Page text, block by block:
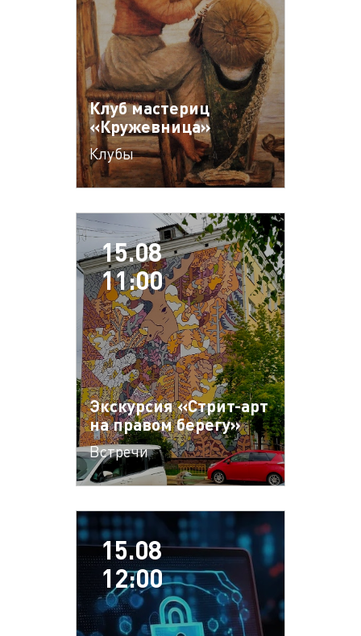
Клуб мастериц
«Кружевница»
Клубы
15.08
11:00
Экскурсия «Стрит-арт
на правом берегу»
Встречи
15.08
12:00